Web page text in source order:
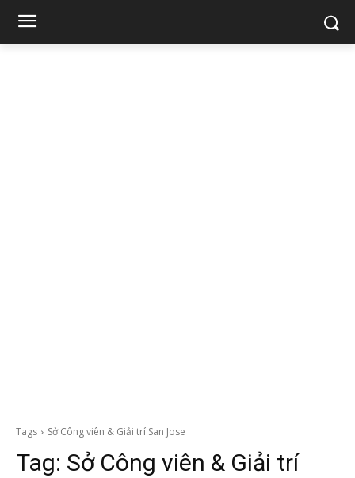
Tags Sở Công viên & Giải trí San Jose
Tag: Sở Công viên & Giải trí